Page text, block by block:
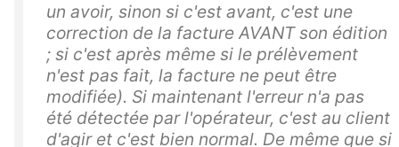
un avoir, sinon si c'est avant, c'est une
correction de la facture AVANT son édition
; si c'est après même si le prélèvement
n'est pas fait, la facture ne peut être
modifiée). Si maintenant l'erreur n'a pas
été détectée par l'opérateur, c'est au client
d'agir et c'est bien normal. De même que si